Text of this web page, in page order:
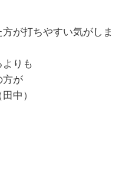
が打ちやすい気がしま
りも
方が
中）